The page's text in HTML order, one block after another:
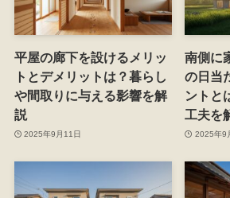
平屋の廊下を設けるメリッ
トとデメリットは？暮らし
や間取りに与える影響を解
説
2025年9月11日
南側に
の日当
ントと
工夫を
2025年9